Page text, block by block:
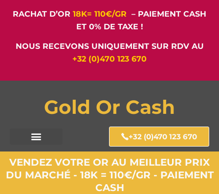
RACHAT D’OR 18K= 110€/GR – PAIEMENT CASH
ET 0% DE TAXE !
NOUS RECEVONS UNIQUEMENT SUR RDV AU
+32 (0)470 123 670
Gold Or Cash
+32 (0)470 123 670
VENDEZ VOTRE OR AU MEILLEUR PRIX
DU MARCHÉ - 18K = 110€/GR - PAIEMENT
CASH